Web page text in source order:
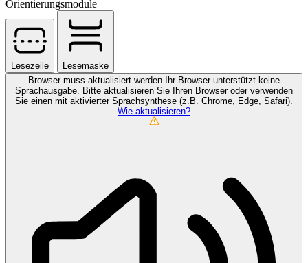
Orientierungsmodule
Lesezeile
Lesemaske
Browser muss aktualisiert werden
Ihr Browser unterstützt keine
Sprachausgabe. Bitte aktualisieren Sie Ihren Browser oder verwenden
Sie einen mit aktivierter Sprachsynthese (z.B. Chrome, Edge, Safari).
Wie aktualisieren?